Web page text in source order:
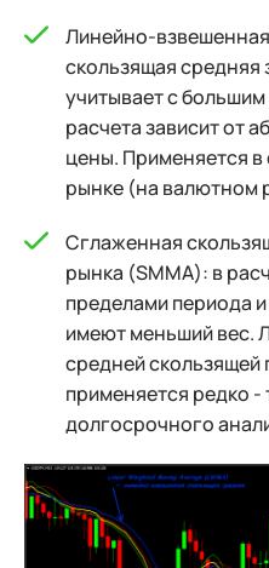
Линейно-
скользящая средняя
учитывает с
расчета зависит от
цены. Применяется
рынке (на валютном
Сглаженная
рынка (SMMA): в
пределами периода
имеют меньший вес.
средней скользящей
применяется редко -
долгосрочного